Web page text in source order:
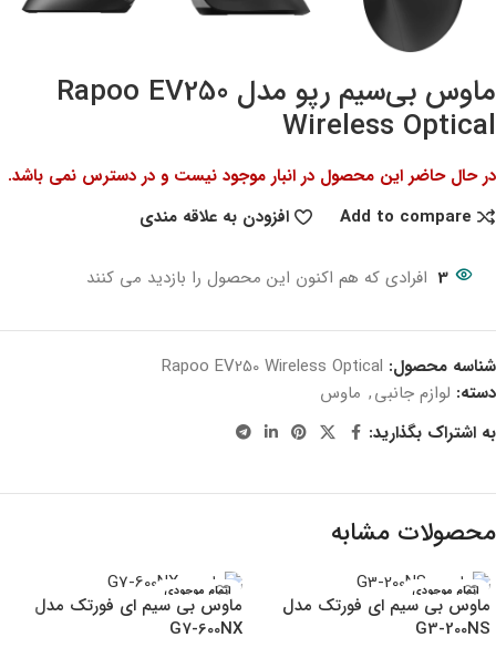
ماوس بی‌سیم رپو مدل Rapoo EV250
Wireless Optical
در حال حاضر این محصول در انبار موجود نیست و در دسترس نمی باشد.
Add to compare
افزودن به علاقه مندی
3 افرادی که هم اکنون این محصول را بازدید می کنند
شناسه محصول: Rapoo EV250 Wireless Optical
دسته: لوازم جانبی, ماوس
به اشتراک بگذارید:
محصولات مشابه
اتمام موجودی
ماوس بی سیم ای فورتک مدل
G3-200NS
اتمام موجودی
ماوس بی سیم ای فورتک مدل
G7-600NX